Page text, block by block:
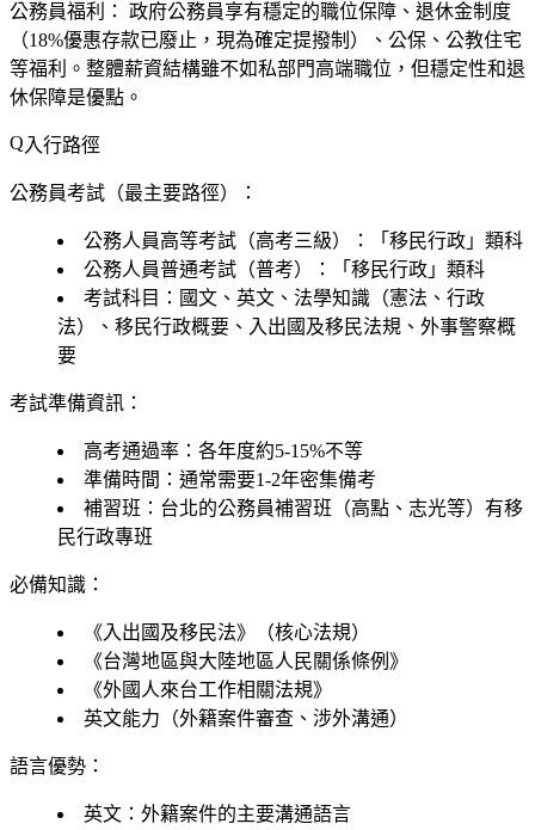
公務員福利： 政府公務員享有穩定的職位保障、退休金制度
（18%優惠存款已廢止，現為確定提撥制）、公保、公教住宅
等福利。整體薪資結構雖不如私部門高端職位，但穩定性和退
休保障是優點。
入行路徑
公務員考試（最主要路徑）：
公務人員高等考試（高考三級）：「移民行政」類科
公務人員普通考試（普考）：「移民行政」類科
考試科目：國文、英文、法學知識（憲法、行政
法）、移民行政概要、入出國及移民法規、外事警察概
要
考試準備資訊：
高考通過率：各年度約5-15%不等
準備時間：通常需要1-2年密集備考
補習班：台北的公務員補習班（高點、志光等）有移
民行政專班
必備知識：
《入出國及移民法》（核心法規）
《台灣地區與大陸地區人民關係條例》
《外國人來台工作相關法規》
英文能力（外籍案件審查、涉外溝通）
語言優勢：
英文：外籍案件的主要溝通語言